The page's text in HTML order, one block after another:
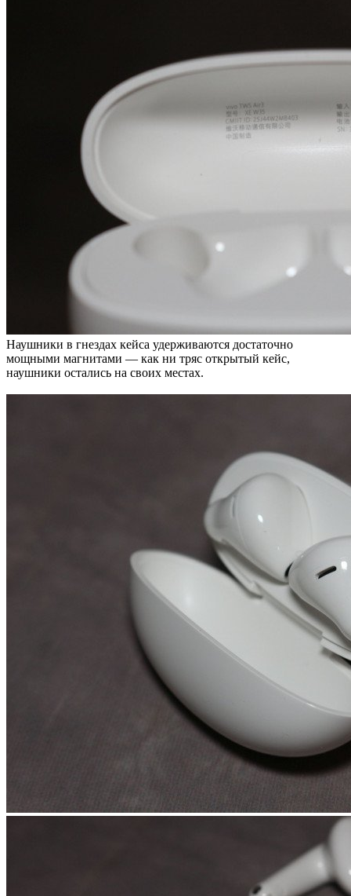
Наушники в гнездах кейса удерживаются достаточно
мощными магнитами — как ни тряс открытый кейс,
наушники остались на своих местах.